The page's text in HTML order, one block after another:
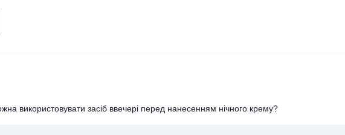
використовувати засіб ввечері перед нанесенням нічного крему?